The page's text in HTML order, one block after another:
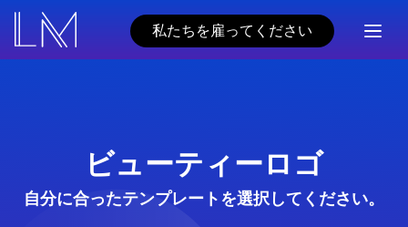
私たちを雇ってください
ビューティーロゴ
自分に合ったテンプレートを選択してください。